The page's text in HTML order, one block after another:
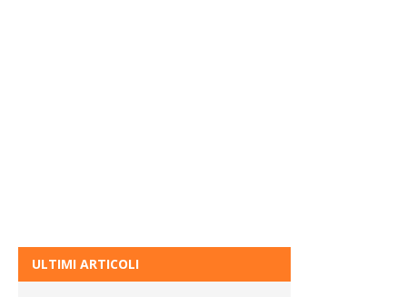
ULTIMI ARTICOLI